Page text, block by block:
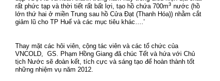
rất phức tạp và thời tiết rất bất lợi, tạo hồ chứa 700m3 nước (hồ
lớn thứ hai ở miền Trung sau hồ Cửa Đạt (Thanh Hóa)) nhằm cắt
giảm lũ cho TP Huế và các mục tiêu khác….’
Thay mặt các hôi viên, cộng tác viên và các tổ chức của
VNCOLD, GS. Phạm Hồng Giang đã chúc Tết và hứa với Chủ
tịch Nước sẽ đoàn kết, tích cực và sáng tạo để hoàn thành tốt
những nhiệm vụ năm 2012.